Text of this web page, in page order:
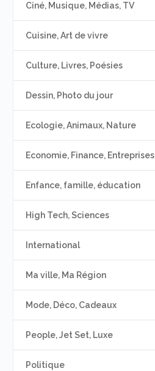
Ciné, Musique, Médias, TV
Cuisine, Art de vivre
Culture, Livres, Poésies
Dessin, Photo du jour
Ecologie, Animaux, Nature
Economie, Finance, Entreprises
Enfance, famille, éducation
High Tech, Sciences
International
Ma ville, Ma Région
Mode, Déco, Cadeaux
People, Jet Set, Luxe
Politique